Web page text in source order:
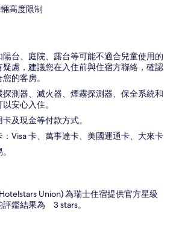
高度限制
陽台、庭院、露台等可能不適合兒童使用的
疑慮，建議您在入住前與住宿方聯絡，確認
的客房。
測器、滅火器、煙霧探測器、保全系統和
安心入住。
及現金等付款方式。
Visa 卡、萬事達卡、美國運通卡、大來卡
Union) 為瑞士住宿提供官方星級
鑑結果為 3 stars。